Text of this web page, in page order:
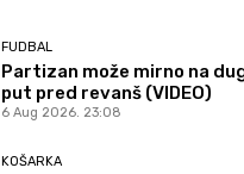
FUDBAL
Partizan može mirno na
put pred revanš (VIDEO)
6 Aug 2026. 23:08
KOŠARKA